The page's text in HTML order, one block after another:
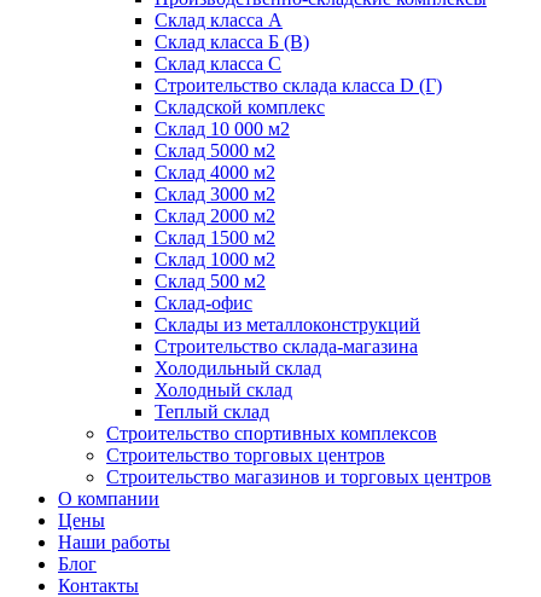
Склад класса А
Склад класса Б (B)
Склад класса С
Строительство склада класса D (Г)
Складской комплекс
Склад 10 000 м2
Склад 5000 м2
Склад 4000 м2
Склад 3000 м2
Склад 2000 м2
Склад 1500 м2
Склад 1000 м2
Склад 500 м2
Склад-офис
Склады из металлоконструкций
Строительство склада-магазина
Холодильный склад
Холодный склад
Теплый склад
Строительство спортивных комплексов
Строительство торговых центров
Строительство магазинов и торговых центров
О компании
Цены
Наши работы
Блог
Контакты